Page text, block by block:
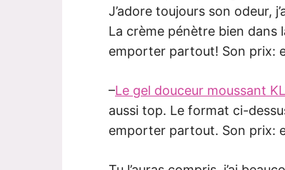
J’adore toujours son odeur,
La crème pénètre bien dans
emporter partout! Son prix:
–Le gel douceur moussant
aussi top. Le format ci-
emporter partout. Son prix: